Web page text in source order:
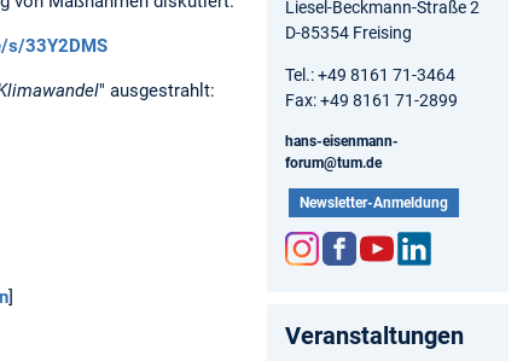
s/33Y2DMS
" ausgestrahlt:
]
Liesel-Beckmann-Straße 2
D-85354 Freising
Tel.: +49 8161 71-3464
Fax: +49 8161 71-2899
hans-eisenmann-
forum@tum.de
Newsletter-Anmeldung
am
ok
e
Veranstaltungen